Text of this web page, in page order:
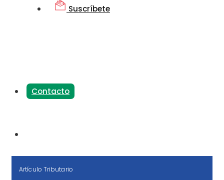
Suscríbete
Contacto
Artículo Tributario